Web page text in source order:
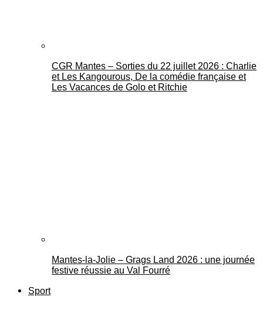
CGR Mantes – Sorties du 22 juillet 2026 : Charlie
et Les Kangourous, De la comédie française et
Les Vacances de Golo et Ritchie
Mantes-la-Jolie – Grags Land 2026 : une journée
festive réussie au Val Fourré
Sport